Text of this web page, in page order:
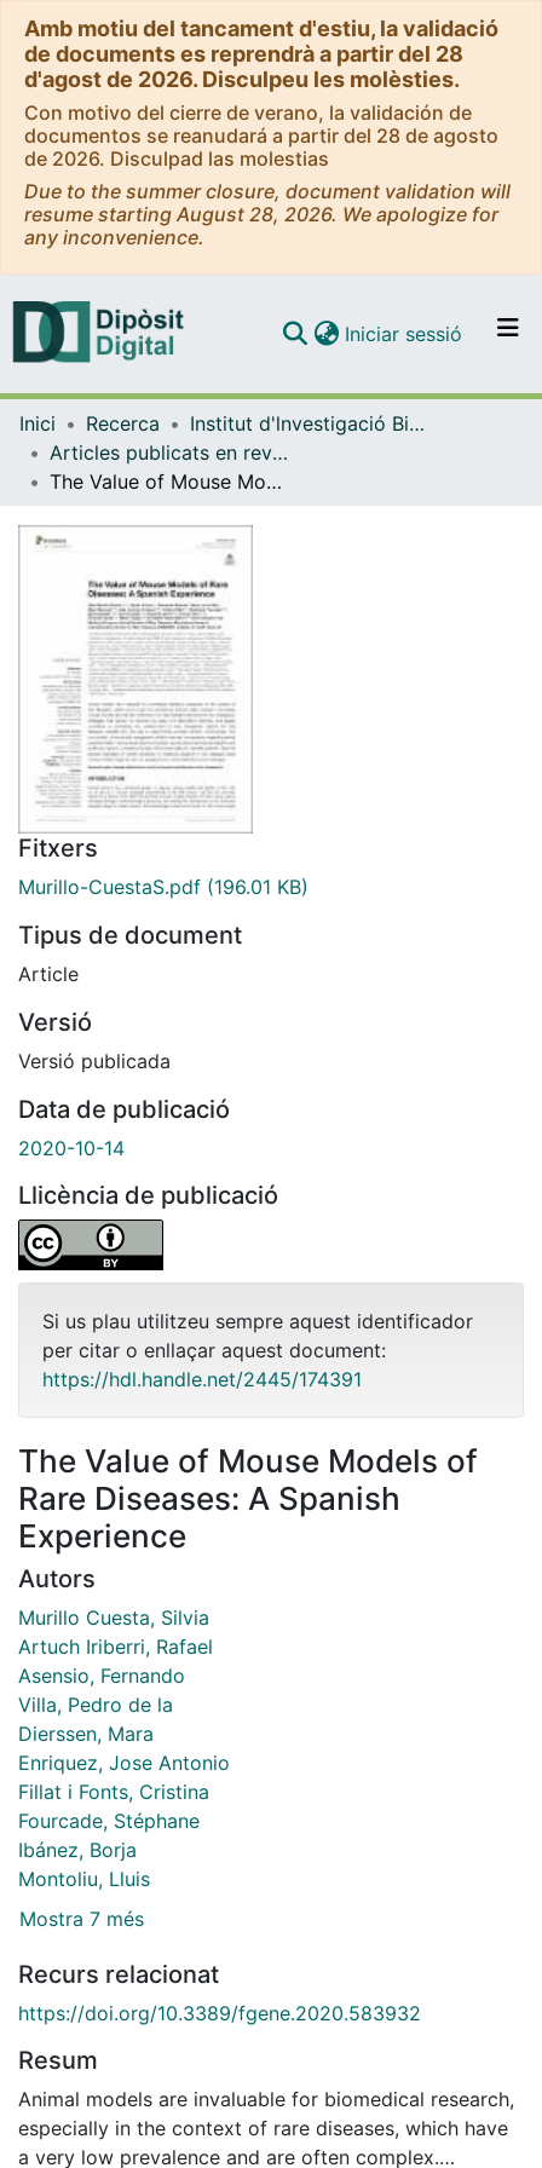
Amb motiu del tancament d'estiu, la validació
de documents es reprendrà a partir del 28
d'agost de 2026. Disculpeu les molèsties.
Con motivo del cierre de verano, la validación de
documentos se reanudará a partir del 28 de agosto
de 2026. Disculpad las molestias
Due to the summer closure, document validation will
resume starting August 28, 2026. We apologize for
any inconvenience.
Navega per tot el DD
Iniciar sessió (current)
Inici Recerca
Institut d'lnvestigació Biomèdica de Bellvitge (IDIBELL)
Articles publicats en revistes (Institut d'lnvestigació Biomèdica de Bellvitge (IDIBELL))
The Value of Mouse Models of Rare Diseases: A Spanish Experience
Fitxers
Murillo-CuestaS.pdf (196.01 KB)
Tipus de document
Article
Versió
Versió publicada
Data de publicació
2020-10-14
Llicència de publicació
Si us plau utilitzeu sempre aquest identificador
per citar o enllaçar aquest document:
https://hdl.handle.net/2445/174391
The Value of Mouse Models of
Rare Diseases: A Spanish
Experience
Autors
Murillo Cuesta, Silvia
Artuch Iriberri, Rafael
Asensio, Fernando
Villa, Pedro de la
Dierssen, Mara
Enriquez, Jose Antonio
Fillat i Fonts, Cristina
Fourcade, Stéphane
Ibánez, Borja
Montoliu, Lluis
Mostra 7 més
Recurs relacionat
https://doi.org/10.3389/fgene.2020.583932
Resum
Animal models are invaluable for biomedical research,
especially in the context of rare diseases, which have
a very low prevalence and are often complex.